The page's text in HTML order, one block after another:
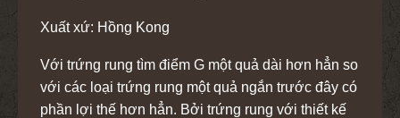
Xuất xứ: Hồng Kong
Với trứng rung tìm điểm G một quả dài hơn hẳn so
với các loại trứng rung một quả ngắn trước đây có
phần lợi thế hơn hẳn. Bởi trứng rung với thiết kế